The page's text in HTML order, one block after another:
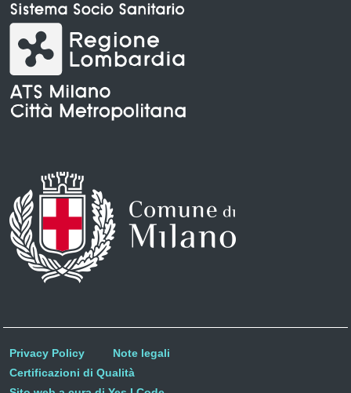
Privacy Policy
Note legali
Certificazioni di Qualità